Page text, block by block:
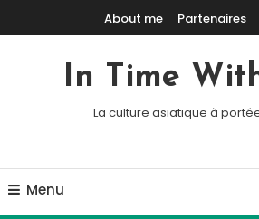
Skip To ContentAbout me Partenaires
In Time
La culture asiatique à
Menu